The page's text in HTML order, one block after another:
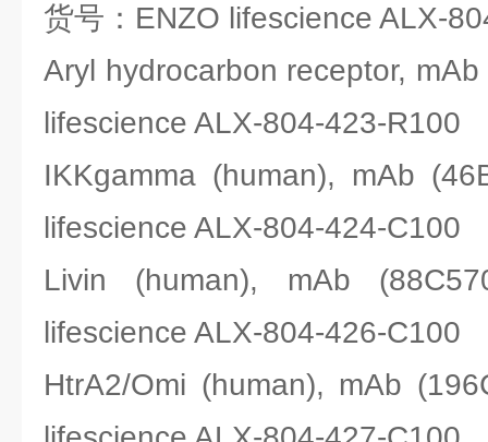
货号：ENZO lifescience ALX-
Aryl hydrocarbon receptor,
lifescience ALX-804-423-R100
IKKgamma (human), mAb
lifescience ALX-804-424-C100
Livin (human), mAb
lifescience ALX-804-426-C100
HtrA2/Omi (human), mAb